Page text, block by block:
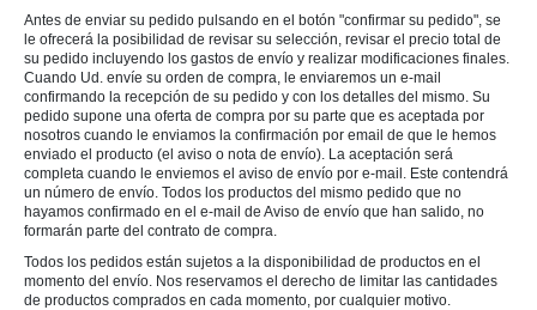
Antes de enviar su pedido pulsando en el botón "confirmar su pedido", se
le ofrecerá la posibilidad de revisar su selección, revisar el precio total de
su pedido incluyendo los gastos de envío y realizar modificaciones finales.
Cuando Ud. envíe su orden de compra, le enviaremos un e-mail
confirmando la recepción de su pedido y con los detalles del mismo. Su
pedido supone una oferta de compra por su parte que es aceptada por
nosotros cuando le enviamos la confirmación por email de que le hemos
enviado el producto (el aviso o nota de envío). La aceptación será
completa cuando le enviemos el aviso de envío por e-mail. Este contendrá
un número de envío. Todos los productos del mismo pedido que no
hayamos confirmado en el e-mail de Aviso de envío que han salido, no
formarán parte del contrato de compra.
Todos los pedidos están sujetos a la disponibilidad de productos en el
momento del envío. Nos reservamos el derecho de limitar las cantidades
de productos comprados en cada momento, por cualquier motivo.